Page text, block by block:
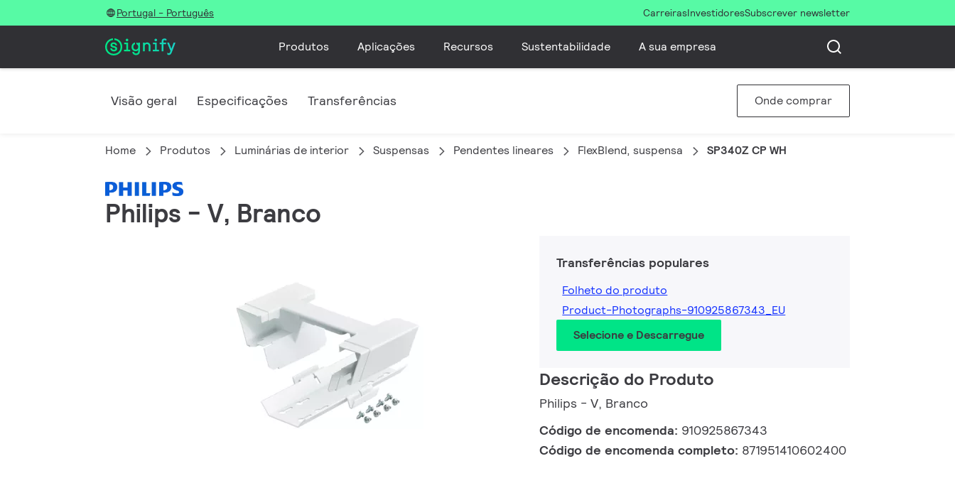
Portugal - Português CarreirasInvestidoresSubscrever newsletter
Produtos Aplicações Recursos Sustentabilidade A sua empresa
Visão geral Especificações Transferências Onde comprar
Home Produtos Luminárias de interior Suspensas Pendentes lineares FlexBlend, suspensa SP340Z CP WH
Philips - V, Branco
Transferências populares
Folheto do produto
Product-Photographs-910925867343_EU
Selecione e Descarregue
Descrição do Produto
Philips - V, Branco
Código de encomenda: 910925867343
Código de encomenda completo: 871951410602400